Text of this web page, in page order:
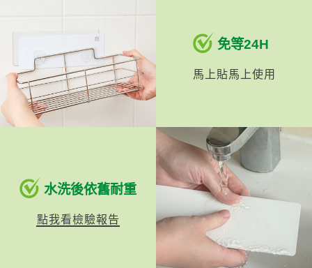
免等24H
馬上貼馬上使用
水洗後依舊耐重
點我看檢驗報告